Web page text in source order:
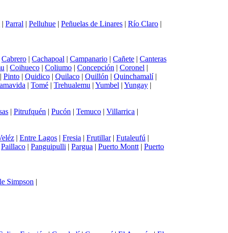
| Parral | Pelluhue | Peñuelas de Linares | Río Claro |
Cabrero | Cachapoal | Campanario | Cañete | Canteras
| Coihueco | Coliumo | Concepción | Coronel |
| Pinto | Quidico | Quilaco | Quillón | Quinchamalí|
| Tomé | Trehualemu | Yumbel | Yungay |
| Pitrufquén | Pucón | Temuco | Villarrica |
| Entre Lagos | Fresia | Frutillar| Futaleufú |
Paillaco | Panguipulli | Pargua | Puerto Montt | Puerto
Simpson |